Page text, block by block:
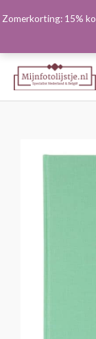
Zomerkorting: 15%
naar